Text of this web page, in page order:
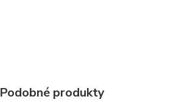
Podobné produkty